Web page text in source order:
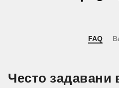
FAQ
Често задавани